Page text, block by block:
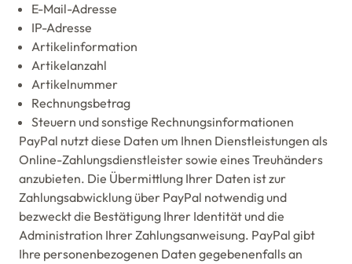
E-Mail-Adresse
IP-Adresse
Artikelinformation
Artikelanzahl
Artikelnummer
Rechnungsbetrag
Steuern und sonstige Rechnungsinformationen
PayPal nutzt diese Daten um Ihnen Dienstleistungen als
Online-Zahlungsdienstleister sowie eines Treuhänders
anzubieten. Die Übermittlung Ihrer Daten ist zur
Zahlungsabwicklung über PayPal notwendig und
bezweckt die Bestätigung Ihrer Identität und die
Administration Ihrer Zahlungsanweisung. PayPal gibt
Ihre personenbezogenen Daten gegebenenfalls an